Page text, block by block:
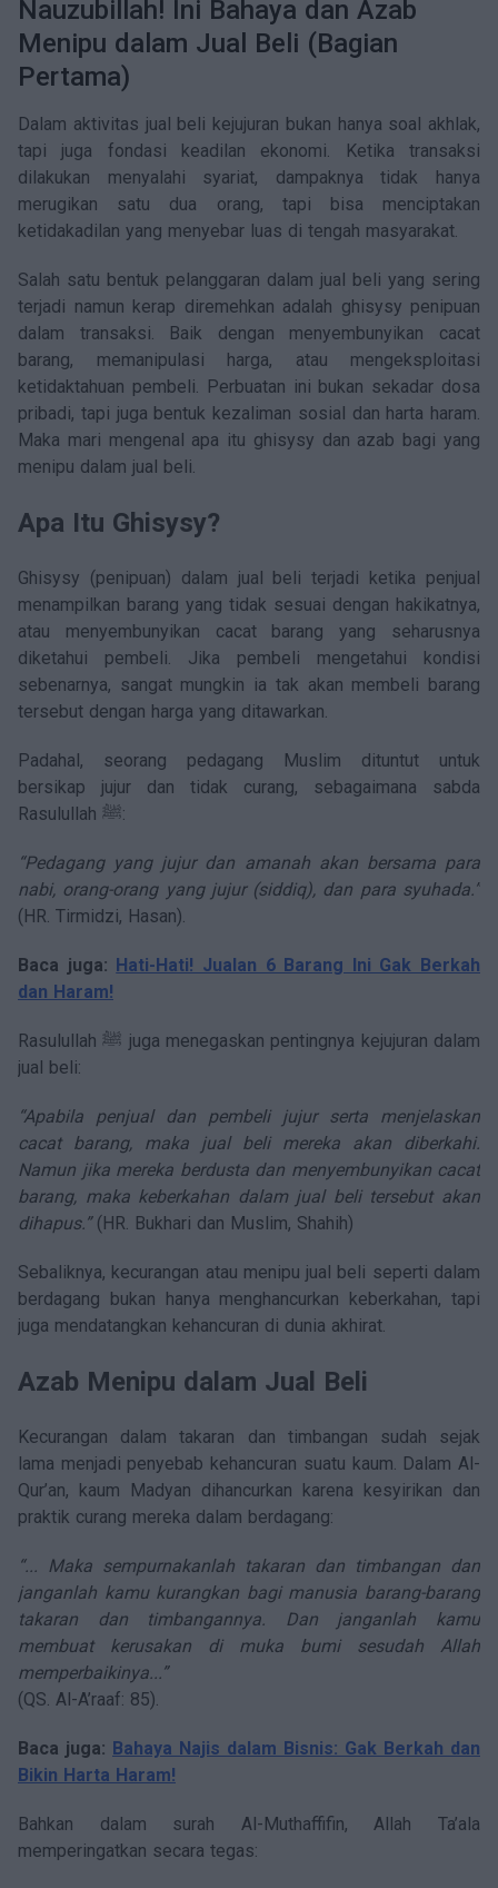
Keterbukaan Informasi
FAQ
Kontak
Kalkulator Investasi
Karir
Nauzubillah! Ini Bahaya dan Azab
Menipu dalam Jual Beli (Bagian
Pertama)
Dalam aktivitas jual beli kejujuran bukan hanya soal akhlak,
tapi juga fondasi keadilan ekonomi. Ketika transaksi
dilakukan menyalahi syariat, dampaknya tidak hanya
merugikan satu dua orang, tapi bisa menciptakan
ketidakadilan yang menyebar luas di tengah masyarakat.
Salah satu bentuk pelanggaran dalam jual beli yang sering
terjadi namun kerap diremehkan adalah ghisysy penipuan
dalam transaksi. Baik dengan menyembunyikan cacat
barang, memanipulasi harga, atau mengeksploitasi
ketidaktahuan pembeli. Perbuatan ini bukan sekadar dosa
pribadi, tapi juga bentuk kezaliman sosial dan harta haram.
Maka mari mengenal apa itu ghisysy dan azab bagi yang
menipu dalam jual beli.
Apa Itu Ghisysy?
Ghisysy (penipuan) dalam jual beli terjadi ketika penjual
menampilkan barang yang tidak sesuai dengan hakikatnya,
atau menyembunyikan cacat barang yang seharusnya
diketahui pembeli. Jika pembeli mengetahui kondisi
sebenarnya, sangat mungkin ia tak akan membeli barang
tersebut dengan harga yang ditawarkan.
Padahal, seorang pedagang Muslim dituntut untuk
bersikap jujur dan tidak curang, sebagaimana sabda
Rasulullah ﷺ:
“Pedagang yang jujur dan amanah akan bersama para
nabi, orang-orang yang jujur (siddiq), dan para syuhada.”
(HR. Tirmidzi, Hasan).
Baca juga: Hati-Hati! Jualan 6 Barang Ini Gak Berkah
dan Haram!
Rasulullah ﷺ juga menegaskan pentingnya kejujuran dalam
jual beli:
“Apabila penjual dan pembeli jujur serta menjelaskan
cacat barang, maka jual beli mereka akan diberkahi.
Namun jika mereka berdusta dan menyembunyikan cacat
barang, maka keberkahan dalam jual beli tersebut akan
dihapus.” (HR. Bukhari dan Muslim, Shahih)
Sebaliknya, kecurangan atau menipu jual beli seperti dalam
berdagang bukan hanya menghancurkan keberkahan, tapi
juga mendatangkan kehancuran di dunia akhirat.
Azab Menipu dalam Jual Beli
Kecurangan dalam takaran dan timbangan sudah sejak
lama menjadi penyebab kehancuran suatu kaum. Dalam Al-
Qur’an, kaum Madyan dihancurkan karena kesyirikan dan
praktik curang mereka dalam berdagang:
“... Maka sempurnakanlah takaran dan timbangan dan
janganlah kamu kurangkan bagi manusia barang-barang
takaran dan timbangannya. Dan janganlah kamu
membuat kerusakan di muka bumi sesudah Allah
memperbaikinya...”
(QS. Al-A’raaf: 85).
Baca juga: Bahaya Najis dalam Bisnis: Gak Berkah dan
Bikin Harta Haram!
Bahkan dalam surah Al-Muthaffifin, Allah Ta’ala
memperingatkan secara tegas: